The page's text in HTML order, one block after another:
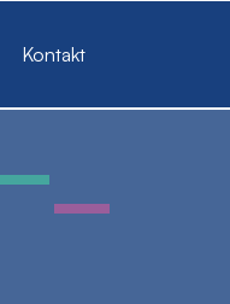
Kontakt